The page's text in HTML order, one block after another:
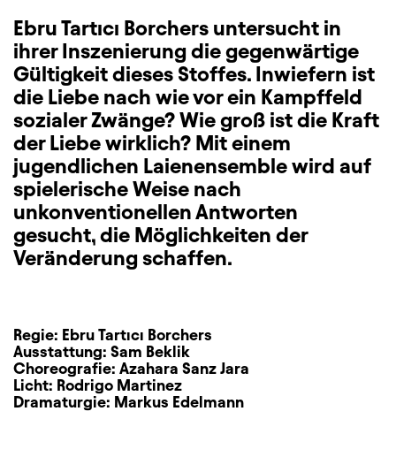
Ebru Tartıcı Borchers untersucht in
ihrer Inszenierung die gegenwärtige
Gültigkeit dieses Stoffes. Inwiefern ist
die Liebe nach wie vor ein Kampffeld
sozialer Zwänge? Wie groß ist die Kraft
der Liebe wirklich? Mit einem
jugendlichen Laienensemble wird auf
spielerische Weise nach
unkonventionellen Antworten
gesucht, die Möglichkeiten der
Veränderung schaffen.
Regie: Ebru Tartıcı Borchers
Ausstattung: Sam Beklik
Choreografie: Azahara Sanz Jara
Licht: Rodrigo Martinez
Dramaturgie: Markus Edelmann